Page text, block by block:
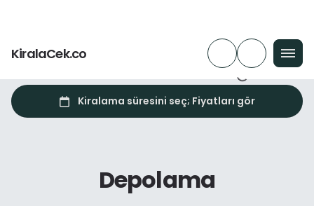
KiralaCek.co
Depolama